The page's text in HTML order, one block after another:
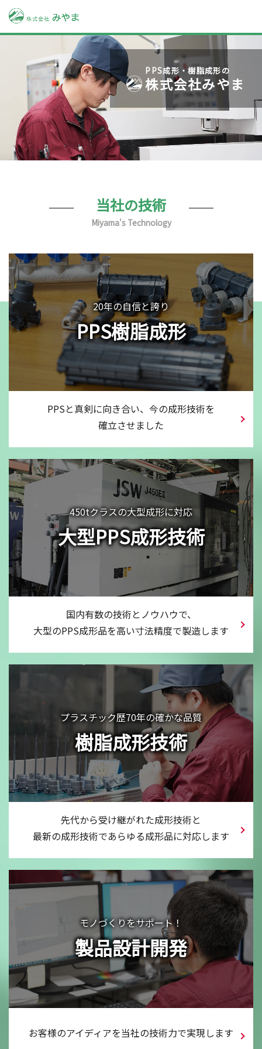
PPS成形・樹脂成形の
株式会社みやま
当社の技術
Miyama's Technology
20年の自信と誇り
PPS樹脂成形
PPSと真剣に向き合い、 今の成形技術を
確立させました
450tクラスの大型成形に対応
大型PPS成形技術
国内有数の技術とノウハウで、
大型のPPS成形品を高い寸法精度で製造します
プラスチック歴70年の確かな品質
樹脂成形技術
先代から受け継がれた成形技術と
最新の成形技術であらゆる成形品に対応します
モノづくりをサポート！
製品設計開発
お客様のアイディアを当社の技術力で実現します